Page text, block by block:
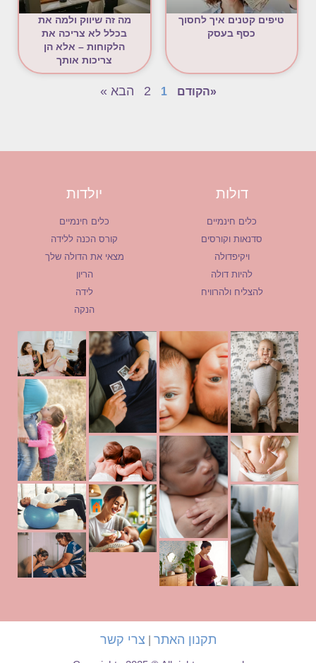
טיפים קטנים איך לחסוך
כסף בעסק
מה זה שיווק ולמה את
בכלל לא צריכה את
הלקוחות – אלא הן
צריכות אותך
«הקודם 1
2 הבא »
דולות
כלים חינמיים
סדנאות וקורסים
ויקיפדולה
להיות דולה
להצליח ולהרוויח
יולדות
כלים חינמיים
קורס הכנה ללידה
מצאי את הדולה שלך
הריון
לידה
הנקה
תקנון האתר צרי קשר